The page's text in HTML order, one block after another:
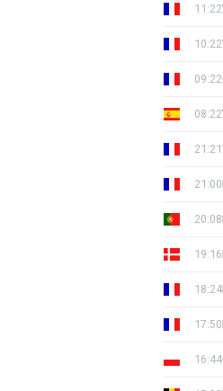
11:22
10:22
09:22
08:22
21:21
21:00
20:08
19:16
18:24
17:50
16:44